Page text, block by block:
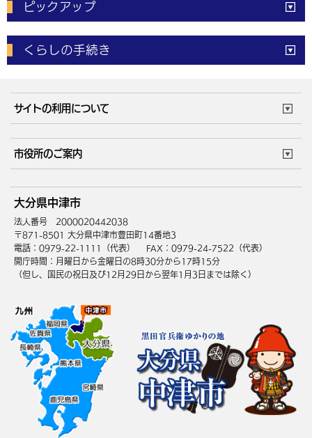
ピックアップ
電子申請 窓口の混雑状況
体育施設予約状況 ご意見・ご要望
くらしの手続き
成人・仕事
住まい・引越 ごみ・環境
健康・医療 障がい・福祉
高齢・介護
サイトの利用について
サイトマップ
市役所のご案内
庁舎地図 組織案内
中津市へのアクセス
大分県中津市
法人番号 2000020442038
〒871-8501 大分県中津市豊田町14番地3
電話：0979-22-1111（代表）
FAX：0979-24-7522（代表）
開庁時間：月曜日から金曜日の8時30分から17時15分
（但し、国民の祝日及び12月29日から翌年1月3日までは除く）